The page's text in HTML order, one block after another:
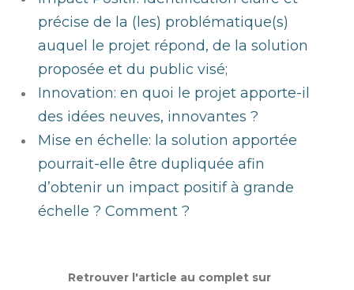
précise de la (les) problématique(s)
auquel le projet répond, de la solution
proposée et du public visé;
Innovation: en quoi le projet apporte-il
des idées neuves, innovantes ?
Mise en échelle: la solution apportée
pourrait-elle être dupliquée afin
d’obtenir un impact positif à grande
échelle ? Comment ?
Retrouver l'article au complet sur